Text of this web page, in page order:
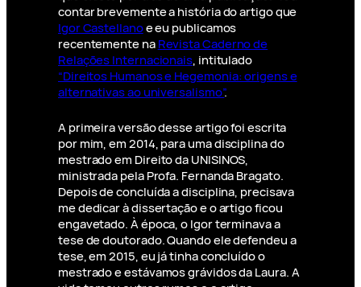
contar brevemente a história do artigo que
Igor Castellanoe eu publicamos
recentemente na Revista Caderno de
Relações Internacionais, intitulado
“Direitos Humanos e Hegemonia: origens e
alternativas ao universalismo”.
A primeira versão desse artigo foi escrita
por mim, em 2014, para uma disciplina do
mestrado em Direito da UNISINOS,
ministrada pela Profa. Fernanda Bragato.
Depois de concluída a disciplina, precisava
me dedicar à dissertação e o artigo ficou
engavetado. À época, o Igor terminava a
tese de doutorado. Quando ele defendeu a
tese, em 2015, eu já tinha concluído o
mestrado e estávamos grávidos da Laura. A